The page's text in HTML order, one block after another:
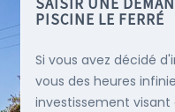
PISCINE LE FERRÉ
Si vous avez décidé
vous des heures
investissement visant